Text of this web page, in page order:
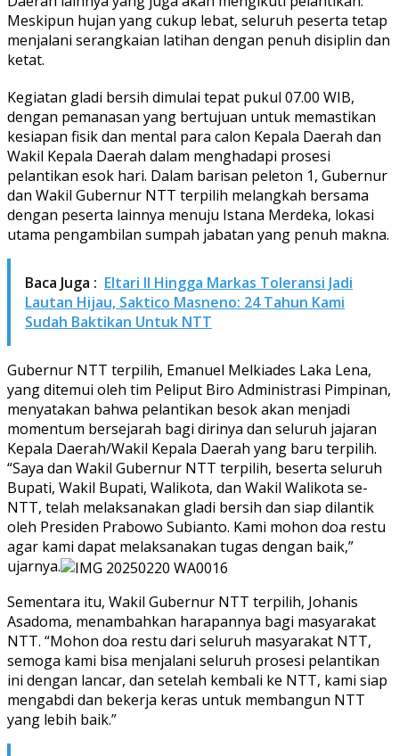
Meskipun hujan yang cukup lebat, seluruh peserta tetap
menjalani serangkaian latihan dengan penuh disiplin dan
ketat.
Kegiatan gladi bersih dimulai tepat pukul 07.00 WIB,
dengan pemanasan yang bertujuan untuk memastikan
kesiapan fisik dan mental para calon Kepala Daerah dan
Wakil Kepala Daerah dalam menghadapi prosesi
pelantikan esok hari. Dalam barisan peleton 1, Gubernur
dan Wakil Gubernur NTT terpilih melangkah bersama
dengan peserta lainnya menuju Istana Merdeka, lokasi
utama pengambilan sumpah jabatan yang penuh makna.
Baca Juga : Eltari II Hingga Markas Toleransi Jadi
Lautan Hijau, Saktico Masneno: 24 Tahun Kami
Sudah Baktikan Untuk NTT
Gubernur NTT terpilih, Emanuel Melkiades Laka Lena,
yang ditemui oleh tim Peliput Biro Administrasi Pimpinan,
menyatakan bahwa pelantikan besok akan menjadi
momentum bersejarah bagi dirinya dan seluruh jajaran
Kepala Daerah/Wakil Kepala Daerah yang baru terpilih.
“Saya dan Wakil Gubernur NTT terpilih, beserta seluruh
Bupati, Wakil Bupati, Walikota, dan Wakil Walikota se-
NTT, telah melaksanakan gladi bersih dan siap dilantik
oleh Presiden Prabowo Subianto. Kami mohon doa restu
agar kami dapat melaksanakan tugas dengan baik,”
ujarnya.
Sementara itu, Wakil Gubernur NTT terpilih, Johanis
Asadoma, menambahkan harapannya bagi masyarakat
NTT. “Mohon doa restu dari seluruh masyarakat NTT,
semoga kami bisa menjalani seluruh prosesi pelantikan
ini dengan lancar, dan setelah kembali ke NTT, kami siap
mengabdi dan bekerja keras untuk membangun NTT
yang lebih baik.”